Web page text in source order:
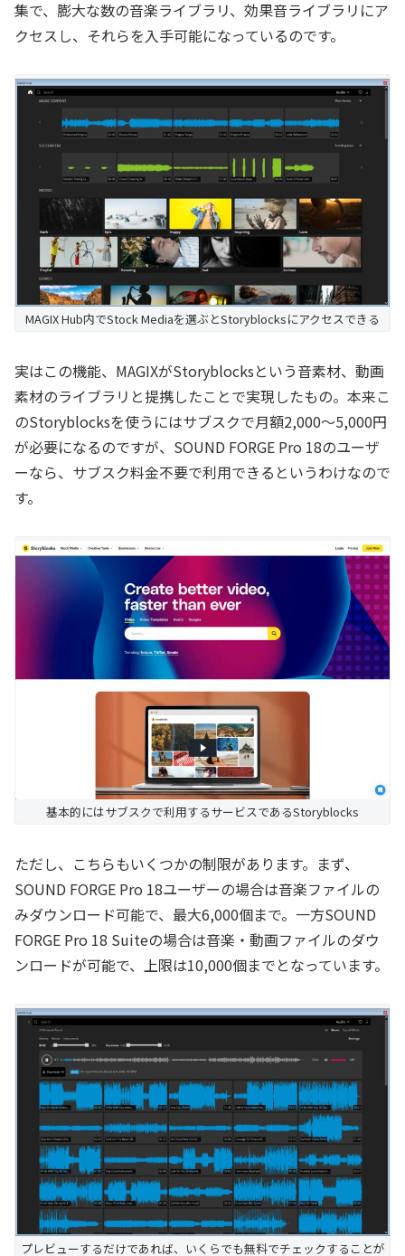
集で、膨大な数の音楽ライブラリ、効果音ライブラリにア
クセスし、それらを入手可能になっているのです。
MAGIX Hub内でStock Mediaを選ぶとStoryblocksにアクセスできる
実はこの機能、MAGIXがStoryblocksという音素材、動画
素材のライブラリと提携したことで実現したもの。本来こ
のStoryblocksを使うにはサブスクで月額2,000～5,000円
が必要になるのですが、SOUND FORGE Pro 18のユーザ
ーなら、サブスク料金不要で利用できるというわけなので
す。
基本的にはサブスクで利用するサービスであるStoryblocks
ただし、こちらもいくつかの制限があります。まず、
SOUND FORGE Pro 18ユーザーの場合は音楽ファイルの
みダウンロード可能で、最大6,000個まで。一方SOUND
FORGE Pro 18 Suiteの場合は音楽・動画ファイルのダウ
ンロードが可能で、上限は10,000個までとなっています。
プレビューするだけであれば、いくらでも無料でチェックすることが